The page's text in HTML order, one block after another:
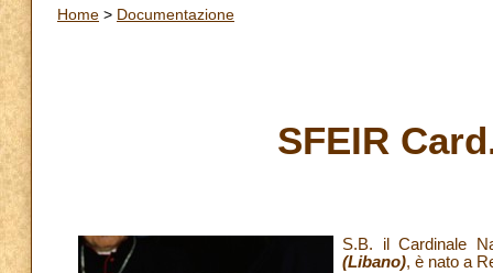
Home > Documentazione
SFEIR
S.B. il Cardinale
(Libano), è nato a